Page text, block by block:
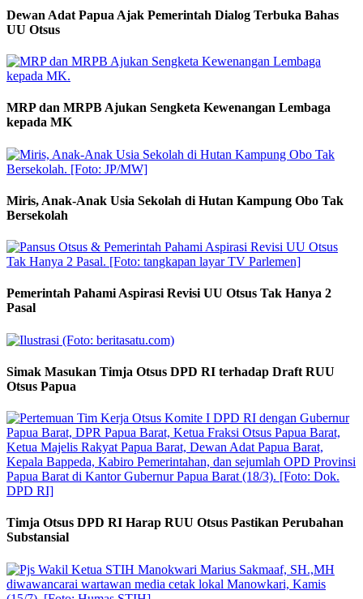
Dewan Adat Papua Ajak Pemerintah Dialog Terbuka Bahas
UU Otsus
MRP dan MRPB Ajukan Sengketa Kewenangan Lembaga
kepada MK
Miris, Anak-Anak Usia Sekolah di Hutan Kampung Obo Tak
Bersekolah
Pemerintah Pahami Aspirasi Revisi UU Otsus Tak Hanya 2
Pasal
Simak Masukan Timja Otsus DPD RI terhadap Draft RUU
Otsus Papua
Timja Otsus DPD RI Harap RUU Otsus Pastikan Perubahan
Substansial